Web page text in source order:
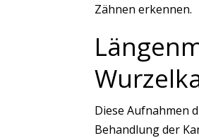
Zähnen erkennen.
Diese Aufnahmen
Behandlung der